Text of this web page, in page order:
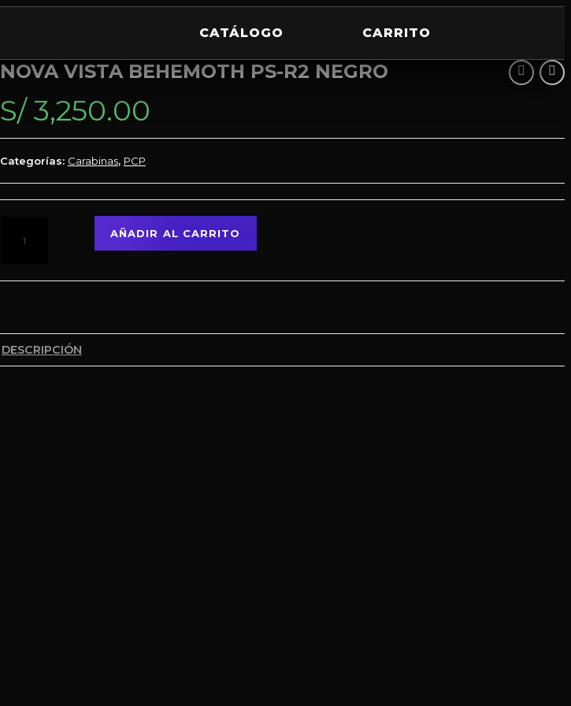
CATÁLOGO CARRITO
NOVA VISTA BEHEMOTH PS-R2 NEGRO
S/3,250.00
Categorías: Carabinas, PCP
AÑADIR AL CARRITO
DESCRIPCIÓN